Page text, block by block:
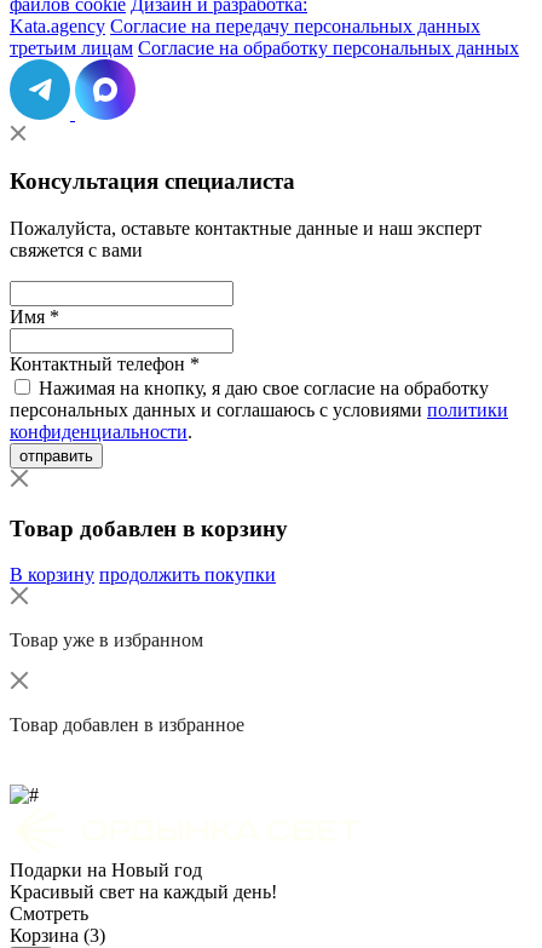
Kata.agency Согласие на передачу персональных данных
третьим лицам Согласие на обработку персональных данных
Консультация специалиста
Пожалуйста, оставьте контактные данные и наш эксперт
свяжется с вами
Имя *
Контактный телефон *
Нажимая на кнопку, я даю свое согласие на обработку
персональных данных и соглашаюсь с условиями политики
конфиденциальности.
отправить
Товар добавлен в корзину
В корзину продолжить покупки
Товар уже в избранном
Товар добавлен в избранное
Подарки на Новый год
Красивый свет на каждый день!
Смотреть
Корзина (3)